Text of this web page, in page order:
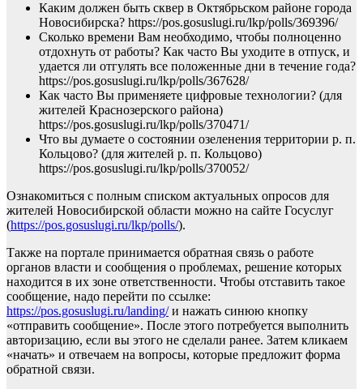
Каким должен быть сквер в Октябрьском районе города
Новосибирска? https://pos.gosuslugi.ru/lkp/polls/369396/
Сколько времени Вам необходимо, чтобы полноценно
отдохнуть от работы? Как часто Вы уходите в отпуск, и
удается ли отгулять все положенные дни в течение года?
https://pos.gosuslugi.ru/lkp/polls/367628/
Как часто Вы применяете цифровые технологии? (для
жителей Краснозерского района)
https://pos.gosuslugi.ru/lkp/polls/370471/
Что вы думаете о состоянии озеленения территории р. п.
Кольцово? (для жителей р. п. Кольцово)
https://pos.gosuslugi.ru/lkp/polls/370052/
Ознакомиться с полным списком актуальных опросов для
жителей Новосибирской области можно на сайте Госуслуг
(https://pos.gosuslugi.ru/lkp/polls/).
Также на портале принимается обратная связь о работе
органов власти и сообщения о проблемах, решение которых
находится в их зоне ответственности. Чтобы отставить такое
сообщение, надо перейти по ссылке:
https://pos.gosuslugi.ru/landing/и нажать синюю кнопку
«отправить сообщение». После этого потребуется выполнить
авторизацию, если вы этого не сделали ранее. Затем кликаем
«начать» и отвечаем на вопросы, которые предложит форма
обратной связи.